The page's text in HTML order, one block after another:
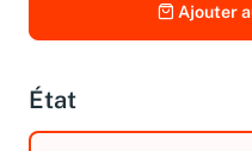
Ajouter
État